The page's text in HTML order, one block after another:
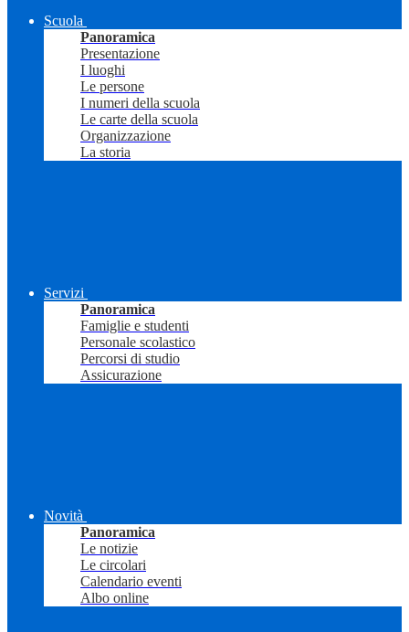
Scuola
Panoramica
Presentazione
I luoghi
Le persone
I numeri della scuola
Le carte della scuola
Organizzazione
La storia
Servizi
Panoramica
Famiglie e studenti
Personale scolastico
Percorsi di studio
Assicurazione
Novità
Panoramica
Le notizie
Le circolari
Calendario eventi
Albo online